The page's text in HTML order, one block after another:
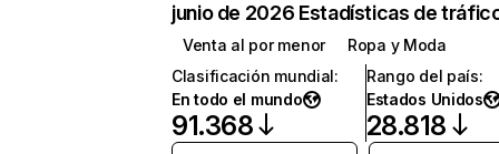
junio de 2026 Estadísticas de
Venta al por menor
Ropa y Moda
Clasificación mundial:
En todo el mundo
91.368
Rango del país:
Estados Unidos
28.818